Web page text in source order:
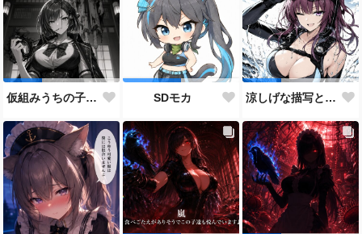
仮組みうちの子28人目にしてずっと作りたかった仕事人ポジション。 SDモカ 涼しげな描写とはをコンセプトにしたダイバー花梨先輩